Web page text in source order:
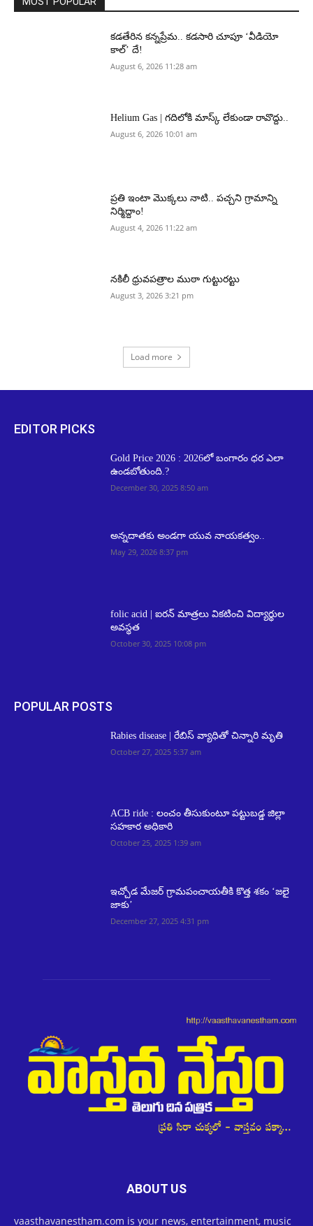
కడతేరిన కన్నప్రేమ.. కడసారి చూపూ ‘వీడియో
కాల్’ దే!
August 6, 2026 11:28 am
Helium Gas | గదిలోకి మాస్క్ లేకుండా రావొద్దు..
August 6, 2026 10:01 am
ప్రతి ఇంటా మొక్కలు నాటి.. పచ్చని గ్రామాన్ని
నిర్మిద్దాం!
August 4, 2026 11:22 am
నకిలీ ధ్రువపత్రాల ముఠా గుట్టురట్టు
August 3, 2026 3:21 pm
Load more
EDITOR PICKS
Gold Price 2026 : 2026లో బంగారం ధర ఎలా
ఉండబోతుంది.?
December 30, 2025 8:50 am
అన్నదాతకు అండగా యువ నాయకత్వం..
May 29, 2026 8:37 pm
folic acid | ఐరన్ మాత్రలు వికటించి విద్యార్థుల
అవస్థత
October 30, 2025 10:08 pm
POPULAR POSTS
Rabies disease | రేబిస్ వ్యాధితో చిన్నారి మృతి
October 27, 2025 5:37 am
ACB ride : లంచం తీసుకుంటూ పట్టుబడ్డ జిల్లా
సహకార అధికారి
October 25, 2025 1:39 am
ఇచ్చోడ మేజర్ గ్రామపంచాయతీకి కొత్త శకం ‘జలై
జాకు’
December 27, 2025 4:31 pm
ABOUT US
vaasthavanestham.com is your news, entertainment, music